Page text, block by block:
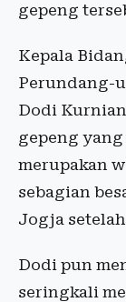
gepeng
Kepala
Perundang-
Dodi
gepeng
merupakan
sebagian
Jogja
Dodi pun
seringkali